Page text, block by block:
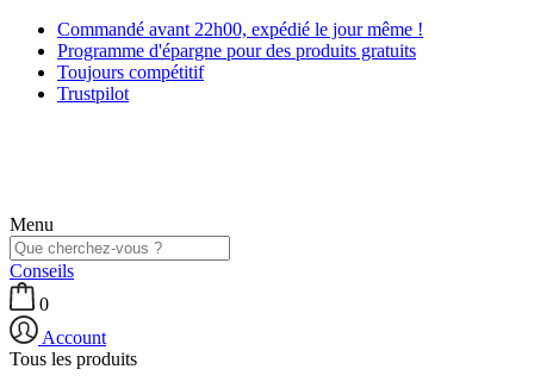
Commandé avant 22h00, expédié le jour même !
Programme d'épargne pour des produits gratuits
Toujours compétitif
Trustpilot
Menu
Conseils
0
Account
Tous les produits